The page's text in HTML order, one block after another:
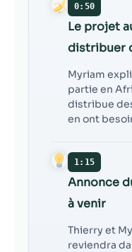
0:50
Le projet
distribuer
Myriam
partie en
distribue
en ont
1:15
Annonce
à venir
Thierry et
reviendra